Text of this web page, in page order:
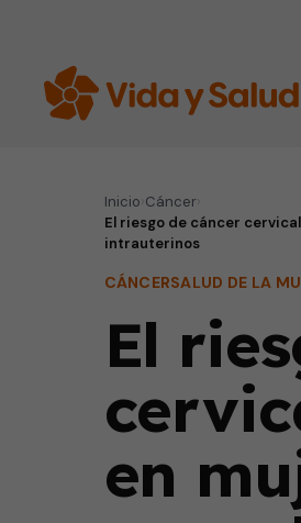
Inicio Cáncer›
El riesgo de cáncer
intrauterinos
CÁNCERSALUD DE LA
El
en